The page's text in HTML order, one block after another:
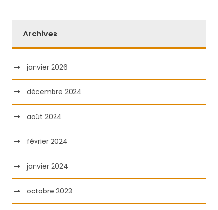
Archives
janvier 2026
décembre 2024
août 2024
février 2024
janvier 2024
octobre 2023